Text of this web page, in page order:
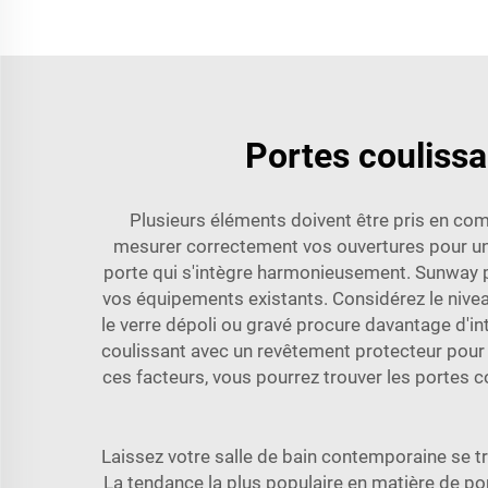
Portes
Plusieurs éléments doivent être pris en
mesurer correctement vos ouvertures pour
porte qui s'intègre harmonieusement.
vos équipements existants. Considérez le
le verre dépoli ou gravé procure davantage
coulissant avec un revêtement protecteur
ces facteurs, vous pourrez trouver les portes
Laissez votre salle de bain contemporaine se
La tendance la plus populaire en matière de